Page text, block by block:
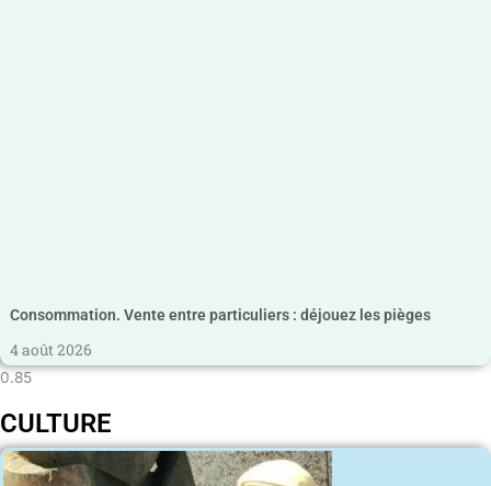
Consommation. Vente entre particuliers : déjouez les pièges
4 août 2026
CULTURE